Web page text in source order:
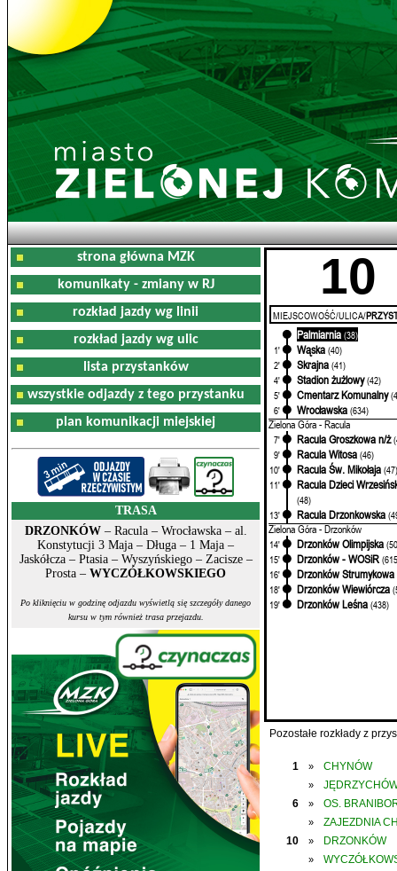
strona główna MZK
komunikaty - zmiany w RJ
rozkład jazdy wg linii
rozkład jazdy wg ulic
lista przystanków
wszystkie odjazdy z tego przystanku
plan komunikacji miejskiej
TRASA
DRZONKÓW– Racula – Wrocławska – al.
Konstytucji 3 Maja – Długa – 1 Maja –
Jaskółcza – Ptasia – Wyszyńskiego – Zacisze –
Prosta – WYCZÓŁKOWSKIEGO
Po kliknięciu w godzinę odjazdu wyświetlą się szczegóły danego
kursu w tym również trasa przejazdu.
10
MIEJSCOWOŚĆ/ULICA/
Palmiarnia (38)
1'
Wąska (40)
2'
Skrajna (41)
4'
Stadion żużlowy (42)
5'
Cmentarz Komunalny
6'
Wrocławska (634)
Zielona Góra - Racula
7' Racula Groszkowa n/ż
9'
Racula Witosa (46)
10'
Racula Św. Mikołaja
11'
Racula Dzieci
(48)
13'
Racula Drzonkowska
Zielona Góra - Drzonków
14' Drzonków Olimpijska
15'
Drzonków - WOSiR
16'
Drzonków Strumykowa
18' Drzonków Wiewiórcza
19'
Drzonków Leśna (438)
Pozostałe rozkłady z
1 » CHYNÓW
»
6
» OS.
»
ZAJEZDNIA
10
» DRZONKÓW
»